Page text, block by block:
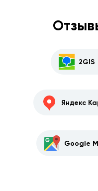
2GIS
Яндекс
Google